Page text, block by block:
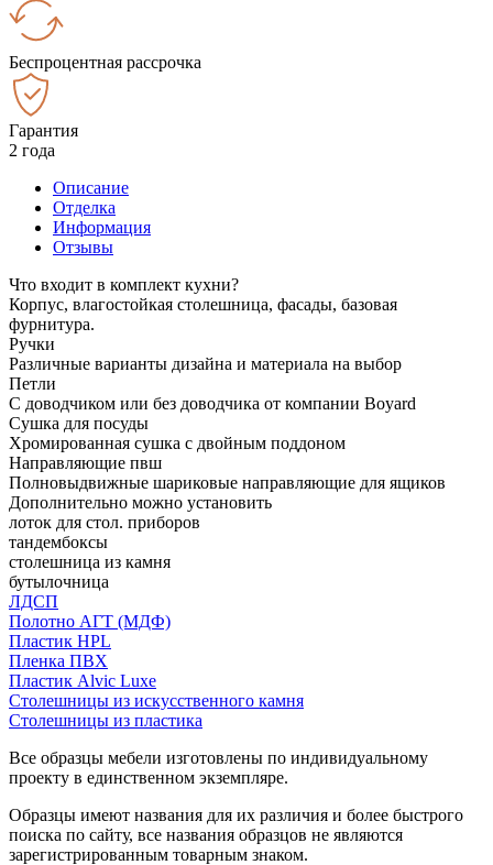
Беспроцентная рассрочка
Гарантия
2 года
Описание
Отделка
Информация
Отзывы
Что входит в комплект кухни?
Корпус, влагостойкая столешница, фасады, базовая
фурнитура.
Ручки
Различные варианты дизайна и материала на выбор
Петли
С доводчиком или без доводчика от компании Boyard
Сушка для посуды
Хромированная сушка с двойным поддоном
Направляющие пвш
Полновыдвижные шариковые направляющие для ящиков
Дополнительно можно установить
лоток для стол. приборов
тандембоксы
столешница из камня
бутылочница
ЛДСП
Полотно АГТ (МДФ)
Пластик HPL
Пленка ПВХ
Пластик Alvic Luxe
Столешницы из искусственного камня
Столешницы из пластика
Все образцы мебели изготовлены по индивидуальному
проекту в единственном экземпляре.
Образцы имеют названия для их различия и более быстрого
поиска по сайту, все названия образцов не являются
зарегистрированным товарным знаком.